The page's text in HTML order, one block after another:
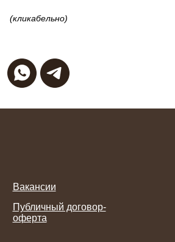
(кликабельно)
Вакансии
Публичный договор-
оферта